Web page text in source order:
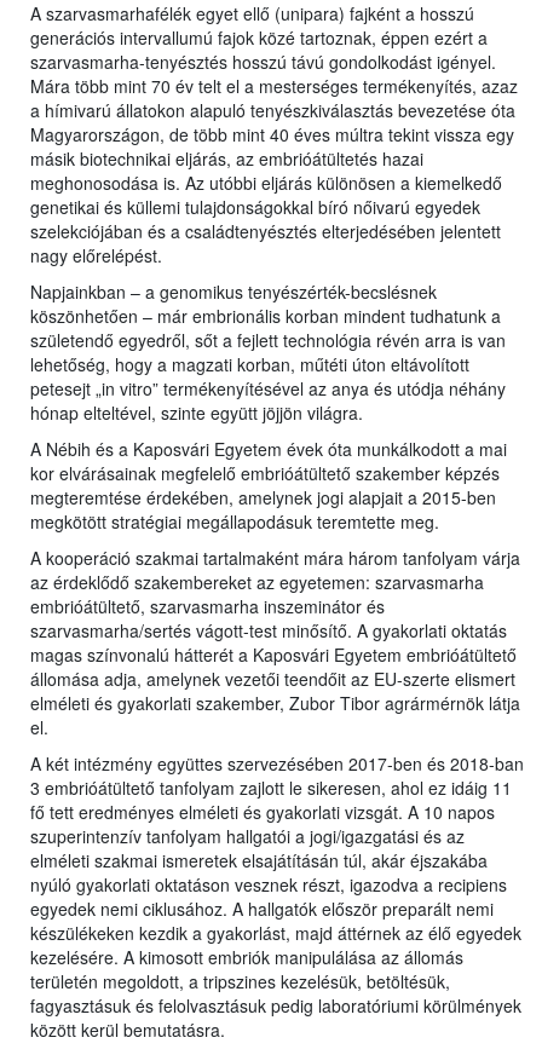
A szarvasmarhafélék egyet ellő (unipara) fajként a hosszú
generációs intervallumú fajok közé tartoznak, éppen ezért a
szarvasmarha-tenyésztés hosszú távú gondolkodást igényel.
Mára több mint 70 év telt el a mesterséges termékenyítés, azaz
a hímivarú állatokon alapuló tenyészkiválasztás bevezetése óta
Magyarországon, de több mint 40 éves múltra tekint vissza egy
másik biotechnikai eljárás, az embrióátültetés hazai
meghonosodása is. Az utóbbi eljárás különösen a kiemelkedő
genetikai és küllemi tulajdonságokkal bíró nőivarú egyedek
szelekciójában és a családtenyésztés elterjedésében jelentett
nagy előrelépést.
Napjainkban – a genomikus tenyészérték-becslésnek
köszönhetően – már embrionális korban mindent tudhatunk a
születendő egyedről, sőt a fejlett technológia révén arra is van
lehetőség, hogy a magzati korban, műtéti úton eltávolított
petesejt „in vitro” termékenyítésével az anya és utódja néhány
hónap elteltével, szinte együtt jöjjön világra.
A Nébih és a Kaposvári Egyetem évek óta munkálkodott a mai
kor elvárásainak megfelelő embrióátültető szakember képzés
megteremtése érdekében, amelynek jogi alapjait a 2015-ben
megkötött stratégiai megállapodásuk teremtette meg.
A kooperáció szakmai tartalmaként mára három tanfolyam várja
az érdeklődő szakembereket az egyetemen: szarvasmarha
embrióátültető, szarvasmarha inszeminátor és
szarvasmarha/sertés vágott-test minősítő. A gyakorlati oktatás
magas színvonalú hátterét a Kaposvári Egyetem embrióátültető
állomása adja, amelynek vezetői teendőit az EU-szerte elismert
elméleti és gyakorlati szakember, Zubor Tibor agrármérnök látja
el.
A két intézmény együttes szervezésében 2017-ben és 2018-ban
3 embrióátültető tanfolyam zajlott le sikeresen, ahol ez idáig 11
fő tett eredményes elméleti és gyakorlati vizsgát. A 10 napos
szuperintenzív tanfolyam hallgatói a jogi/igazgatási és az
elméleti szakmai ismeretek elsajátításán túl, akár éjszakába
nyúló gyakorlati oktatáson vesznek részt, igazodva a recipiens
egyedek nemi ciklusához. A hallgatók először preparált nemi
készülékeken kezdik a gyakorlást, majd áttérnek az élő egyedek
kezelésére. A kimosott embriók manipulálása az állomás
területén megoldott, a tripszines kezelésük, betöltésük,
fagyasztásuk és felolvasztásuk pedig laboratóriumi körülmények
között kerül bemutatásra.